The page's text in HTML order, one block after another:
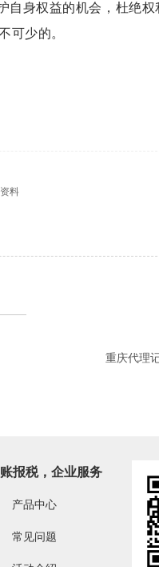
自身权益的机会，杜绝
可少的。
料
重庆代理
报税，企业服务
产品中心
常见问题